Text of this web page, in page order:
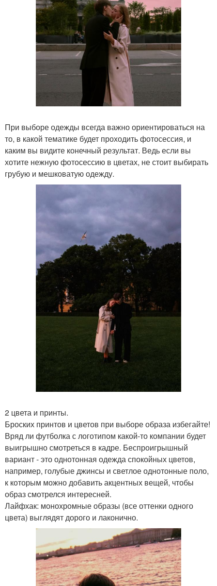
При выборе одежды всегда важно ориентироваться на
то, в какой тематике будет проходить фотосессия, и
каким вы видите конечный результат. Ведь если вы
хотите нежную фотосессию в цветах, не стоит выбирать
грубую и мешковатую одежду.
2 цвета и принты.
Броских принтов и цветов при выборе образа избегайте!
Вряд ли футболка с логотипом какой-то компании будет
выигрышно смотреться в кадре. Беспроигрышный
вариант - это однотонная одежда спокойных цветов,
например, голубые джинсы и светлое однотонные поло,
к которым можно добавить акцентных вещей, чтобы
образ смотрелся интересней.
Лайфхак: монохромные образы (все оттенки одного
цвета) выглядят дорого и лаконично.